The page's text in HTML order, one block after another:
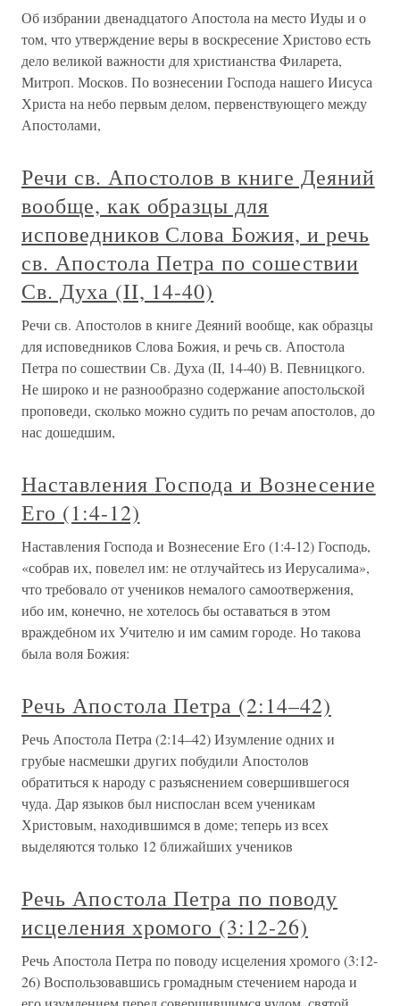
Об избрании двенадцатого Апостола на место Иуды и о
том, что утверждение веры в воскресение Христово есть
дело великой важности для христианства Филарета,
Митроп. Москов. По вознесении Господа нашего Иисуса
Христа на небо первым делом, первенствующего между
Апостолами,
Речи св. Апостолов в книге Деяний
вообще, как образцы для
исповедников Слова Божия, и речь
св. Апостола Петра по сошествии
Св. Духа (II, 14-40)
Речи св. Апостолов в книге Деяний вообще, как образцы
для исповедников Слова Божия, и речь св. Апостола
Петра по сошествии Св. Духа (II, 14-40) В. Певницкого.
Не широко и не разнообразно содержание апостольской
проповеди, сколько можно судить по речам апостолов, до
нас дошедшим,
Наставления Господа и Вознесение
Его (1:4-12)
Наставления Господа и Вознесение Его (1:4-12) Господь,
«собрав их, повелел им: не отлучайтесь из Иерусалима»,
что требовало от учеников немалого самоотвержения,
ибо им, конечно, не хотелось бы оставаться в этом
враждебном их Учителю и им самим городе. Но такова
была воля Божия:
Речь Апостола Петра (2:14–42)
Речь Апостола Петра (2:14–42) Изумление одних и
грубые насмешки других побудили Апостолов
обратиться к народу с разъяснением совершившегося
чуда. Дар языков был ниспослан всем ученикам
Христовым, находившимся в доме; теперь из всех
выделяются только 12 ближайших учеников
Речь Апостола Петра по поводу
исцеления хромого (3:12-26)
Речь Апостола Петра по поводу исцеления хромого (3:12-
26) Воспользовавшись громадным стечением народа и